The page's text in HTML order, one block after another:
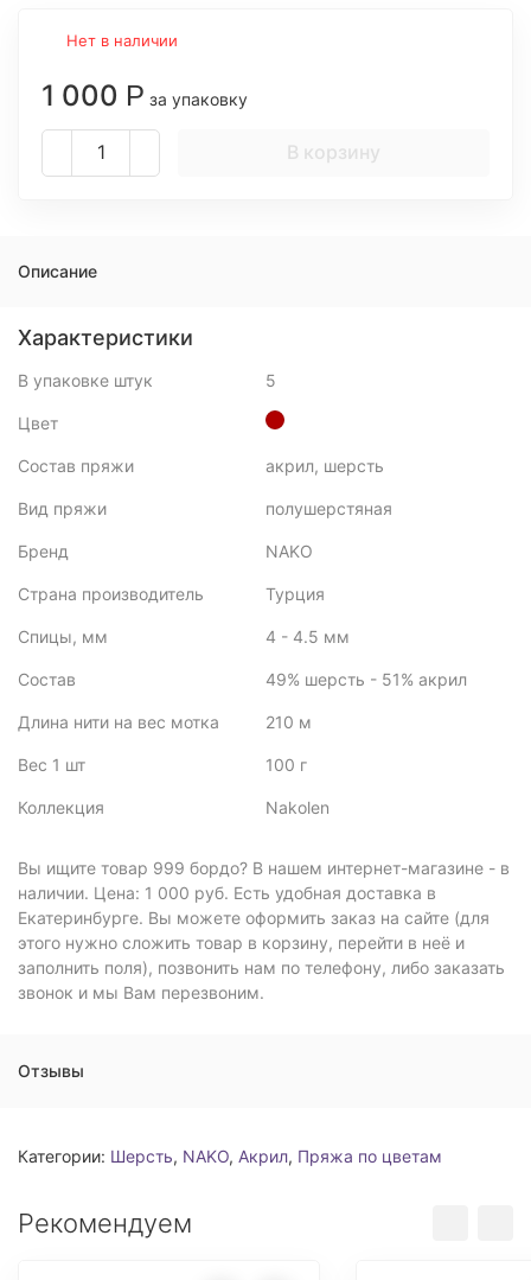
Нет в наличии
1 000 Р за упаковку
В корзину
Описание
Характеристики
В упаковке штук 5
Цвет
Состав пряжи акрил, шерсть
Вид пряжи полушерстяная
Бренд NAKO
Страна производитель Турция
Спицы, мм 4 - 4.5 мм
Состав 49% шерсть - 51% акрил
Длина нити на вес мотка 210 м
Вес 1 шт 100 г
Коллекция Nakolen
Вы ищите товар 999 бордо? В нашем интернет-магазине - в
наличии. Цена: 1 000 руб. Есть удобная доставка в
Екатеринбурге. Вы можете оформить заказ на сайте (для
этого нужно сложить товар в корзину, перейти в неё и
заполнить поля), позвонить нам по телефону, либо заказать
звонок и мы Вам перезвоним.
Отзывы
Категории: Шерсть, NAKO, Акрил, Пряжа по цветам
Рекомендуем